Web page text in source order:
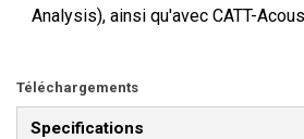
Analysis), ainsi qu'avec CATT-
Téléchargements
Specifications